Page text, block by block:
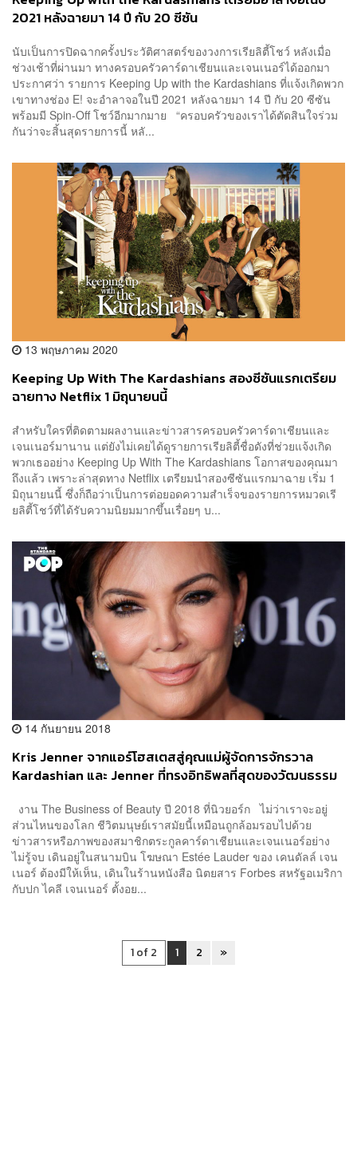
2021 หลังฉายมา 14 ปี กับ 20 ซีซัน
นับเป็นการปิดฉากครั้งประวัติศาสตร์ของวงการเรียลิตี้โชว์ หลังเมื่อ
ช่วงเช้าที่ผ่านมา ทางครอบครัวคาร์ดาเชียนและเจนเนอร์ได้ออกมา
ประกาศว่า รายการ Keeping Up with the Kardashians ที่แจ้งเกิดพวก
เขาทางช่อง E! จะอำลาจอในปี 2021 หลังฉายมา 14 ปี กับ 20 ซีซัน
พร้อมมี Spin-Off โชว์อีกมากมาย “ครอบครัวของเราได้ตัดสินใจร่วม
กันว่าจะสิ้นสุดรายการนี้ หลั...
13 พฤษภาคม 2020
Keeping Up With The Kardashians สองซีซันแรกเตรียม
ฉายทาง Netflix 1 มิถุนายนนี้
สำหรับใครที่ติดตามผลงานและข่าวสารครอบครัวคาร์ดาเชียนและ
เจนเนอร์มานาน แต่ยังไม่เคยได้ดูรายการเรียลิตี้ชื่อดังที่ช่วยแจ้งเกิด
พวกเธออย่าง Keeping Up With The Kardashians โอกาสของคุณมา
ถึงแล้ว เพราะล่าสุดทาง Netflix เตรียมนำสองซีซันแรกมาฉาย เริ่ม 1
มิถุนายนนี้ ซึ่งก็ถือว่าเป็นการต่อยอดความสำเร็จของรายการหมวดเรี
ยลิตี้โชว์ที่ได้รับความนิยมมากขึ้นเรื่อยๆ บ...
14 กันยายน 2018
Kris Jenner จากแอร์โฮสเตสสู่คุณแม่ผู้จัดการจักรวาล
Kardashian และ Jenner ที่ทรงอิทธิพลที่สุดของวัฒนธรรม
งาน The Business of Beauty ปี 2018 ที่นิวยอร์ก ไม่ว่าเราจะอยู่
ส่วนไหนของโลก ชีวิตมนุษย์เราสมัยนี้เหมือนถูกล้อมรอบไปด้วย
ข่าวสารหรือภาพของสมาชิกตระกูลคาร์ดาเชียนและเจนเนอร์อย่าง
ไม่รู้จบ เดินอยู่ในสนามบิน โฆษณา Estée Lauder ของ เคนดัลล์ เจน
เนอร์ ต้องมีให้เห็น, เดินในร้านหนังสือ นิตยสาร Forbes สหรัฐอเมริกา
กับปก ไคลี เจนเนอร์ ตั้งอย...
1 of 2 1 2 »